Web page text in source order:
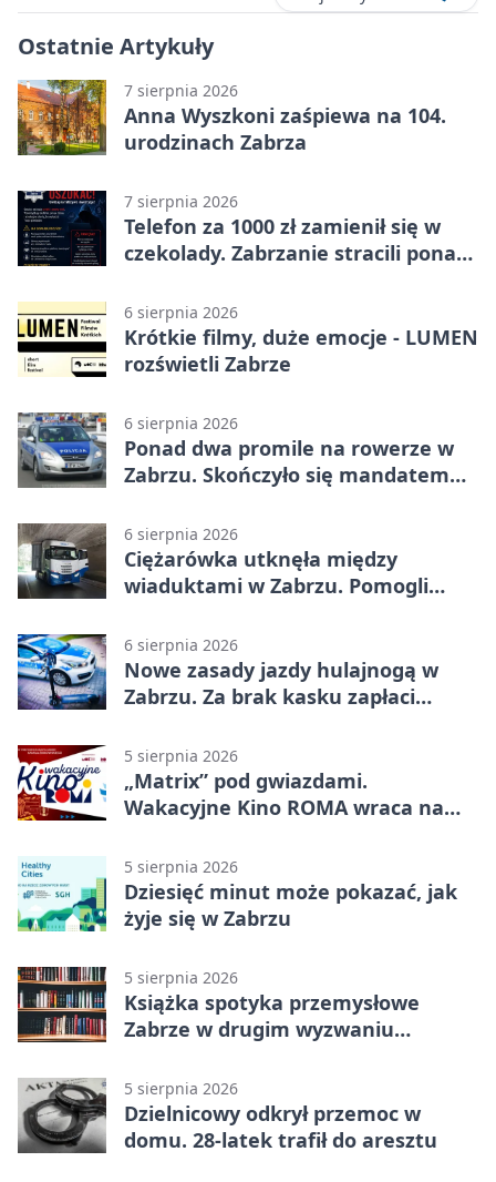
Ostatnie Artykuły
7 sierpnia 2026
Anna Wyszkoni zaśpiewa na 104.
urodzinach Zabrza
7 sierpnia 2026
Telefon za 1000 zł zamienił się w
czekolady. Zabrzanie stracili ponad
6 sierpnia 2026
Krótkie filmy, duże emocje - LUMEN
rozświetli Zabrze
6 sierpnia 2026
Ponad dwa promile na rowerze w
Zabrzu. Skończyło się mandatem
6 sierpnia 2026
Ciężarówka utknęła między
wiaduktami w Zabrzu. Pomogli
6 sierpnia 2026
Nowe zasady jazdy hulajnogą w
Zabrzu. Za brak kasku zapłaci
5 sierpnia 2026
„Matrix” pod gwiazdami.
Wakacyjne Kino ROMA wraca na
5 sierpnia 2026
Dziesięć minut może pokazać, jak
żyje się w Zabrzu
5 sierpnia 2026
Książka spotyka przemysłowe
Zabrze w drugim wyzwaniu
5 sierpnia 2026
Dzielnicowy odkrył przemoc w
domu. 28-latek trafił do aresztu